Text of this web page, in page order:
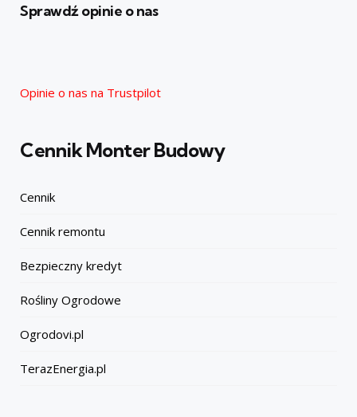
Sprawdź opinie o nas
Opinie o nas na Trustpilot
Cennik Monter Budowy
Cennik
Cennik remontu
Bezpieczny kredyt
Rośliny Ogrodowe
Ogrodovi.pl
TerazEnergia.pl